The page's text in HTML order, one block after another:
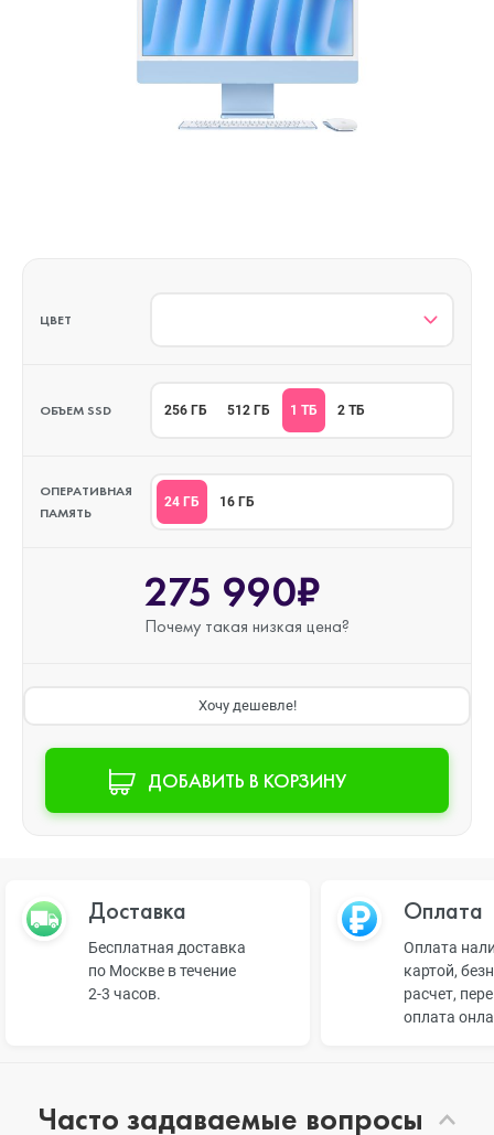
ЦВЕТ
ОБЪЕМ SSD 256 ГБ 512 ГБ 1 ТБ 2 ТБ
ОПЕРАТИВНАЯ
ПАМЯТЬ
24 ГБ 16 ГБ
275 990₽
Почему такая низкая цена?
Хочу дешевле!
ДОБАВИТЬ В КОРЗИНУ
Доставка
Бесплатная доставка
по Москве в течение
2-3 часов.
Оплата
Оплата
картой,
расчет,
оплата
Часто задаваемые вопросы